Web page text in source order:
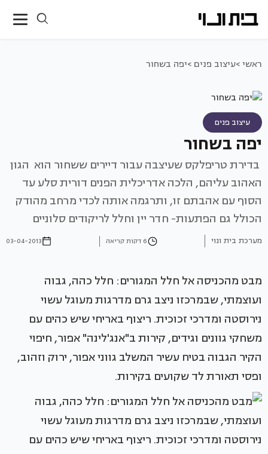
ראשי >עיצוב פנים >יפה בשחור
עיצוב פנים
יפה בשחור
בדירת טריפלקס שעיצבה עבור דיירים ששחור הוא הגון
האהוב עליהם, הלכה אדריכלית הפנים דורית סלע עד
הסוף עם אהבתם זו, ותרגמה אותה לכדי מרחב מהודק
הכולל גם הפתעות- חדר יין וחלל לריקודים סלוניים
מערכת בית ונוי 6 דקות קריאה 03-04-2013
מבט מהכניסה אל חלל המגורים: חלל כהה, גבוה
ועוצמתי, שבמרכזו ניצב גרם מדרגות מעוגל עשוי
נירוסטה ומדרכי זכוכית. ריצוף באריחי שיש כהים עם
משחקי גוונים וגידים, קירות ב"אנג'לינה" אפור, חיפוי
הקיר הגבוה בטיח עשיר המשלב גווני אפור, ירוק וזהוב,
ופסי תאורת לד שקועים בקירות.